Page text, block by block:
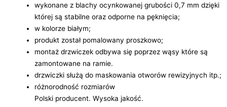
wykonane z blachy ocynkowanej grubości 0,7 mm dzięki
której są stabilne oraz odporne na pęknięcia;
w kolorze białym;
produkt został pomalowany proszkowo;
montaż drzwiczek odbywa się poprzez wąsy które są
zamontowane na ramie.
drzwiczki służą do maskowania otworów rewizyjnych itp.;
różnorodność rozmiarów
Polski producent. Wysoka jakość.